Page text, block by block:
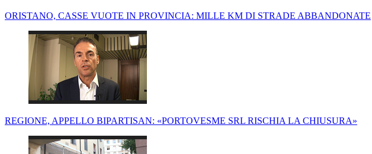
ORISTANO, CASSE VUOTE IN PROVINCIA: MILLE KM DI STRADE ABBANDONATE
REGIONE, APPELLO BIPARTISAN: «PORTOVESME SRL RISCHIA LA CHIUSURA»